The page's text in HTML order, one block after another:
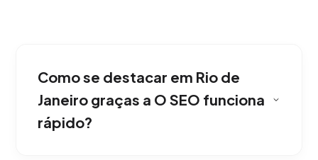
Como se destacar em Rio de
Janeiro graças a O SEO funciona
rápido?